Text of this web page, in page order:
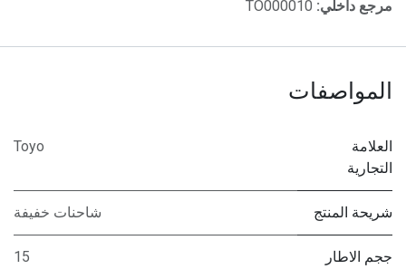
مرجع داخلي: TO000010
المواصفات
العلامة
التجارية
Toyo
شريحة المنتج شاحنات خفيفة
ججم الاطار 15